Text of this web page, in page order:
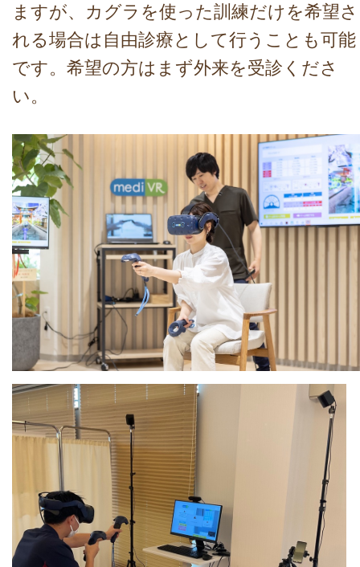
ますが、カグラを使った訓練だけを希望さ
れる場合は自由診療として行うことも可能
です。希望の方はまず外来を受診くださ
い。